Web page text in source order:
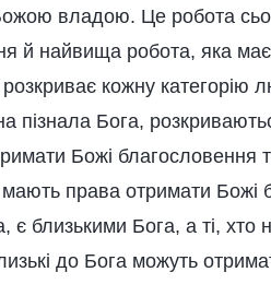
владою. Це робота
й найвища робота, яка
кожну категорію
Бога,
Божі благословення
мають права отримати Божі
є близькими Бога, а ті,
до Бога можуть